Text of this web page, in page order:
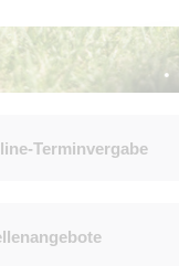
Terminvergabe